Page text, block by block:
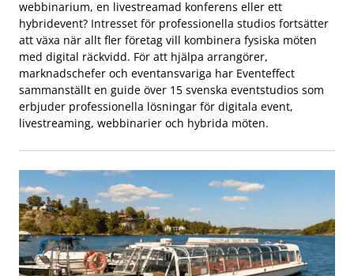
webbinarium, en livestreamad konferens eller ett
hybridevent? Intresset för professionella studios fortsätter
att växa när allt fler företag vill kombinera fysiska möten
med digital räckvidd. För att hjälpa arrangörer,
marknadschefer och eventansvariga har Eventeffect
sammanställt en guide över 15 svenska eventstudios som
erbjuder professionella lösningar för digitala event,
livestreaming, webbinarier och hybrida möten.